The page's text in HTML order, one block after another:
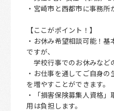
・宮崎市と西都市に事務所
【ここがポイント！】
・お休み希望相談可能！
ですが、
学校行事でのお休みなど
・お仕事を通してご自身
を増やすことができます。
・「損害保険募集人資格
用は負担します。